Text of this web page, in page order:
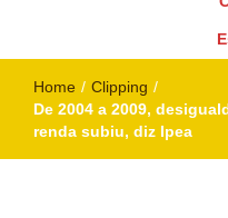
Home / Clipping /
De 2004 a 2009,
renda subiu, diz Ipea